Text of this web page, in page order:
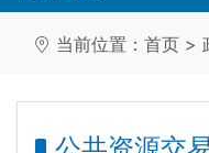
当前位置： 首页 >